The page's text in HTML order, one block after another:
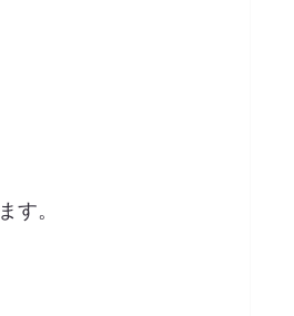
す。